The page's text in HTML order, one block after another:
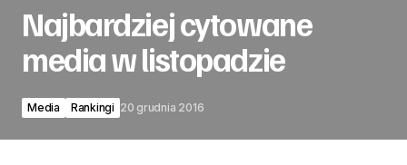
Najbardziej cytowane
media w listopadzie
Media Rankingi 20 grudnia 2016